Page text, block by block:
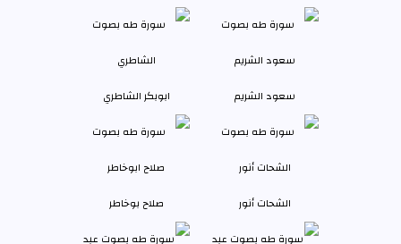
سعود الشريم ابوبكر الشاطري
الشحات أنور صلاح بوخاطر